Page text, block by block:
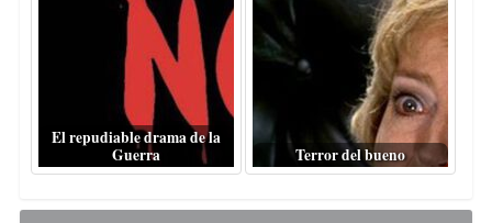
El repudiable drama de la
Guerra
Terror del bueno